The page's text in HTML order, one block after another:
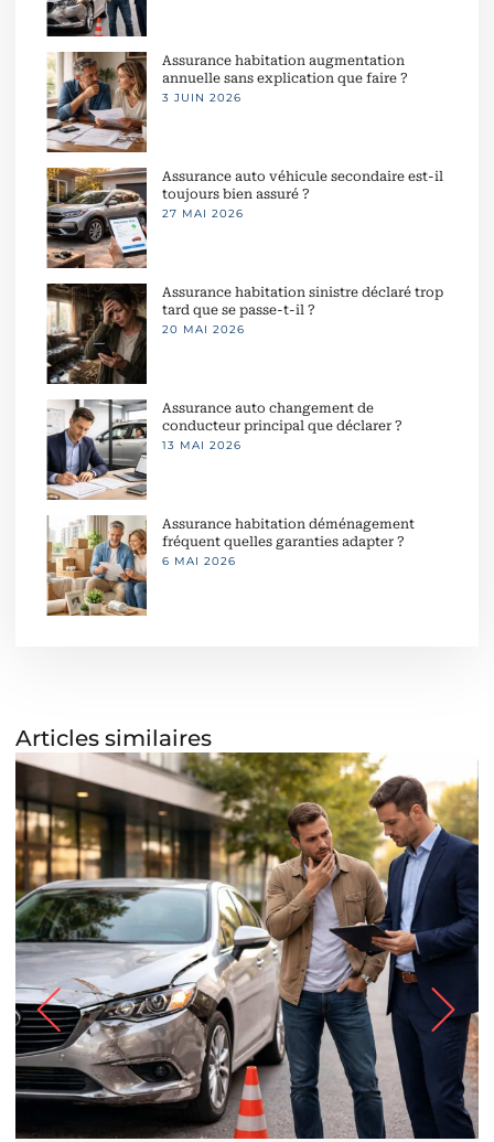
Assurance habitation augmentation
annuelle sans explication que faire ?
3 JUIN 2026
Assurance auto véhicule secondaire est-il
toujours bien assuré ?
27 MAI 2026
Assurance habitation sinistre déclaré trop
tard que se passe-t-il ?
20 MAI 2026
Assurance auto changement de
conducteur principal que déclarer ?
13 MAI 2026
Assurance habitation déménagement
fréquent quelles garanties adapter ?
6 MAI 2026
Articles similaires